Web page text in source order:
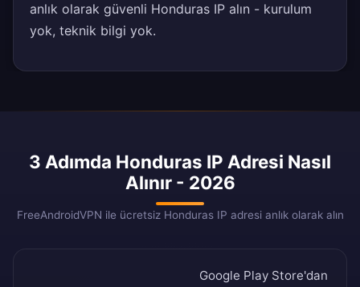
anlık olarak güvenli Honduras IP alın - kurulum
yok, teknik bilgi yok.
3 Adımda Honduras IP Adresi Nasıl
Alınır - 2026
FreeAndroidVPN ile ücretsiz Honduras IP adresi anlık olarak alın
Google Play Store'dan